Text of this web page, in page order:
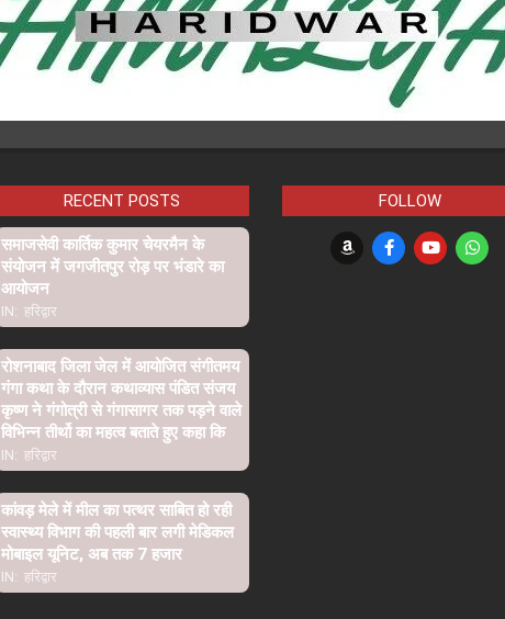
RECENT POSTS
समाजसेवी कार्तिक कुमार चेयरमैन के
संयोजन में जगजीतपुर रोड़ पर भंडारे का
आयोजन
IN: हरिद्वार
रोशनाबाद जिला जेल में आयोजित संगीतमय
गंगा कथा के दौरान कथाव्यास पंडित संजय
कृष्ण ने गंगोत्री से गंगासागर तक पड़ने वाले
विभिन्न तीर्थो का महत्व बताते हुए कहा कि
IN: हरिद्वार
कांवड़ मेले में मील का पत्थर साबित हो रही
स्वास्थ्य विभाग की पहली बार लगी मेडिकल
मोबाइल यूनिट, अब तक 7 हजार
IN: हरिद्वार
FOLLOW